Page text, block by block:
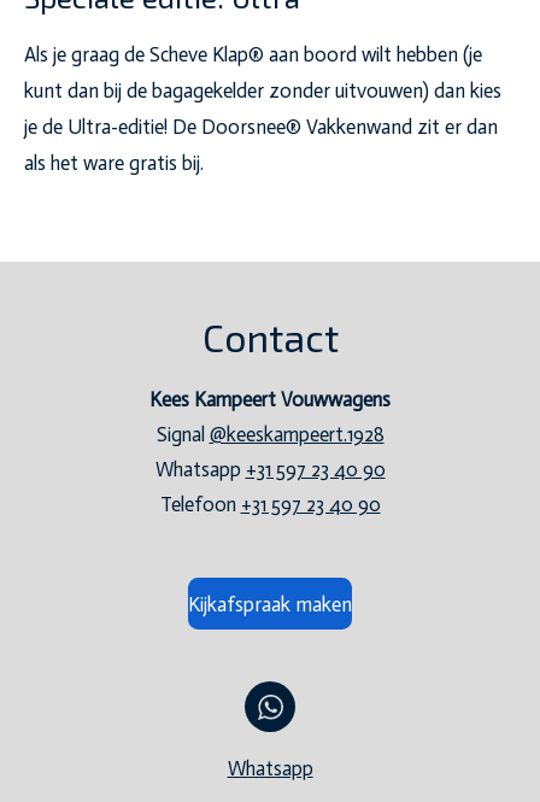
Als je graag de Scheve Klap® aan boord wilt hebben (je
kunt dan bij de bagagekelder zonder uitvouwen) dan kies
je de Ultra-editie! De Doorsnee® Vakkenwand zit er dan
als het ware gratis bij.
Contact
Kees Kampeert Vouwwagens
Signal @keeskampeert.1928
Whatsapp +31 597 23 40 90
Telefoon +31 597 23 40 90
Kijkafspraak maken
Whatsapp